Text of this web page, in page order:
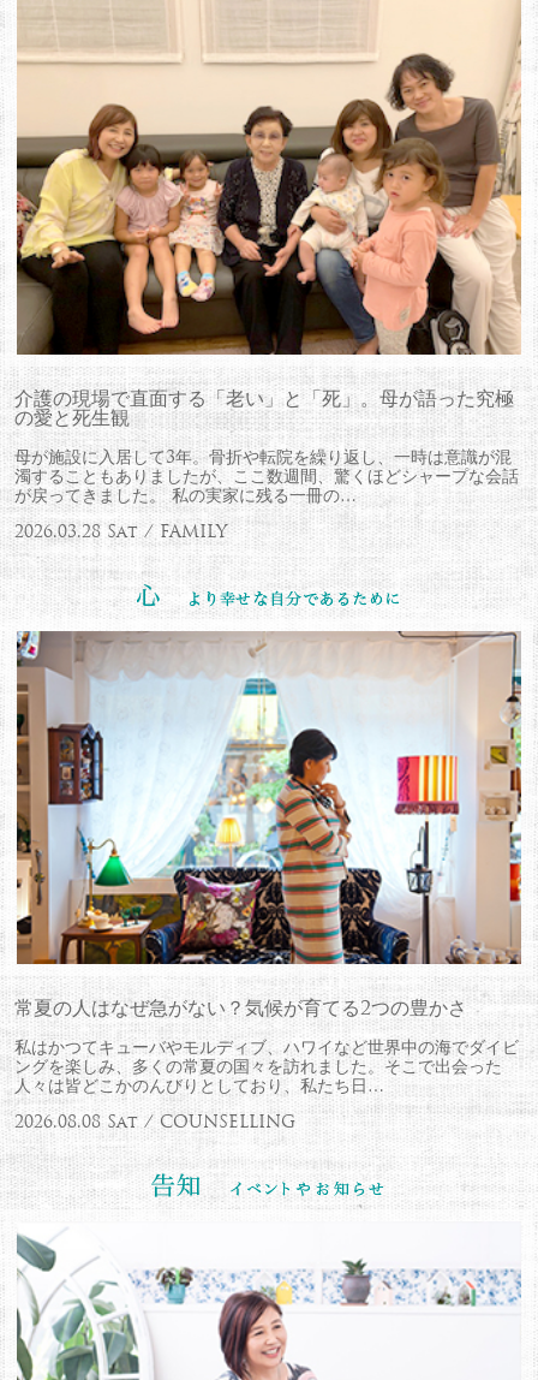
介護の現場で直面する「老い」と「死」。母が語った究極
の愛と死生観
母が施設に入居して3年。骨折や転院を繰り返し、一時は意識が混
濁することもありましたが、ここ数週間、驚くほどシャープな会話
が戻ってきました。 私の実家に残る一冊の…
2026.03.28 Sat / FAMILY
常夏の人はなぜ急がない？気候が育てる2つの豊かさ
私はかつてキューバやモルディブ、ハワイなど世界中の海でダイビ
ングを楽しみ、多くの常夏の国々を訪れました。そこで出会った
人々は皆どこかのんびりとしており、私たち日…
2026.08.08 Sat / COUNSELLING